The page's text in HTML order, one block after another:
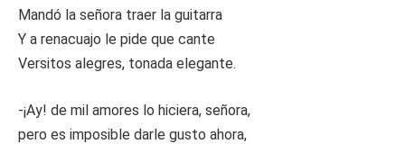
Mandó la señora traer la guitarra
Y a renacuajo le pide que cante
Versitos alegres, tonada elegante.
-¡Ay! de mil amores lo hiciera, señora,
pero es imposible darle gusto ahora,